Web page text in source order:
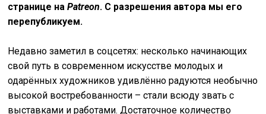
странице наPatreon. С разрешения автора мы его
перепубликуем.
Недавно заметил в соцсетях: несколько начинающих
свой путь в современном искусстве молодых и
одарённых художников удивлённо радуются необычно
высокой востребованности – стали всюду звать с
выставками и работами. Достаточное количество